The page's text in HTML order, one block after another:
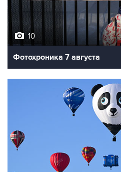
10
Фотохроника 7 августа